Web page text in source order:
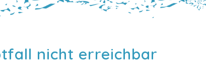
nicht erreichbar